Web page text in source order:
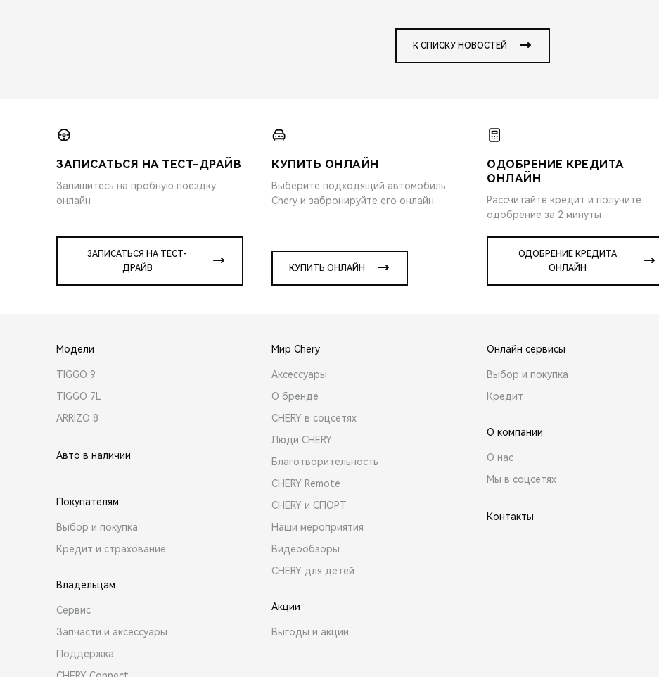
К СПИСКУ НОВОСТЕЙ
ЗАПИСАТЬСЯ НА ТЕСТ-ДРАЙВ
Запишитесь на пробную поездку
онлайн
ЗАПИСАТЬСЯ НА ТЕСТ-
ДРАЙВ
КУПИТЬ ОНЛАЙН
Выберите подходящий автомобиль
Chery и забронируйте его онлайн
КУПИТЬ ОНЛАЙН
ОДОБРЕНИЕ КРЕДИТА
ОНЛАЙН
Рассчитайте кредит и получите
одобрение за 2 минуты
ОДОБРЕНИЕ КРЕДИТА
ОНЛАЙН
Модели
TIGGO 9
TIGGO 7L
ARRIZO 8
Авто в наличии
Покупателям
Выбор и покупка
Кредит и страхование
Владельцам
Сервис
Запчасти и аксессуары
Поддержка
Мир Chery
Аксессуары
О бренде
CHERY в соцсетях
Люди CHERY
Благотворительность
CHERY Remote
CHERY и СПОРТ
Наши мероприятия
Видеообзоры
CHERY для детей
Акции
Выгоды и акции
Онлайн сервисы
Выбор и покупка
Кредит
О компании
О нас
Мы в соцсетях
Контакты